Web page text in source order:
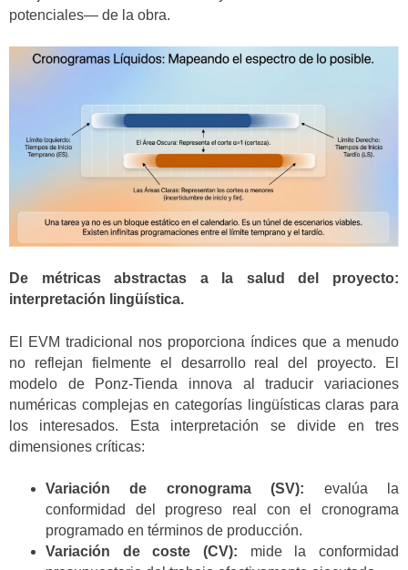
potenciales— de la obra.
De métricas abstractas a la salud del proyecto:
interpretación lingüística.
El EVM tradicional nos proporciona índices que a menudo
no reflejan fielmente el desarrollo real del proyecto. El
modelo de Ponz-Tienda innova al traducir variaciones
numéricas complejas en categorías lingüísticas claras para
los interesados. Esta interpretación se divide en tres
dimensiones críticas:
Variación de cronograma (SV): evalúa la
conformidad del progreso real con el cronograma
programado en términos de producción.
Variación de coste (CV): mide la conformidad